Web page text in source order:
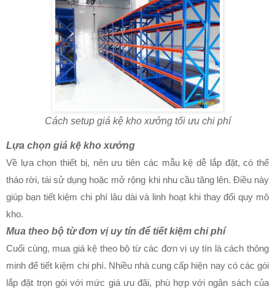
Cách setup giá kệ kho xưởng tối ưu chi phí
Lựa chọn giá kệ kho xưởng
Về lựa chọn thiết bị, nên ưu tiên các mẫu kệ dễ lắp đặt, có thể
tháo rời, tái sử dụng hoặc mở rộng khi nhu cầu tăng lên. Điều này
giúp bạn tiết kiệm chi phí lâu dài và linh hoạt khi thay đổi quy mô
kho.
Mua theo bộ từ đơn vị uy tín để tiết kiệm chi phí
Cuối cùng, mua giá kệ theo bộ từ các đơn vị uy tín là cách thông
minh để tiết kiệm chi phí. Nhiều nhà cung cấp hiện nay có các gói
lắp đặt trọn gói với mức giá ưu đãi, phù hợp với ngân sách của